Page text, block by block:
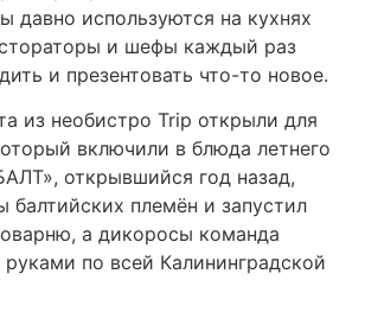
давно используются на кухнях
и шефы каждый раз
и презентовать что-то новое.
из необистро Trip открыли для
включили в блюда летнего
открывшийся год назад,
балтийских племён и запустил
а дикоросы команда
по всей Калининградской